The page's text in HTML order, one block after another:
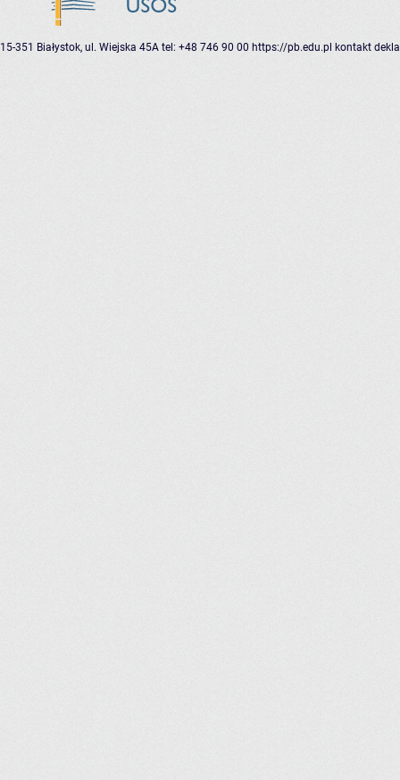
15-351 Białystok, ul. Wiejska 45A tel: +48 746 90 00 https://pb.edu.pl kontakt